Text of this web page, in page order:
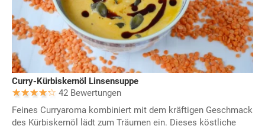
Curry-Kürbiskernöl Linsensuppe
42 Bewertungen
Feines Curryaroma kombiniert mit dem kräftigen Geschmack
des Kürbiskernöl lädt zum Träumen ein. Dieses köstliche